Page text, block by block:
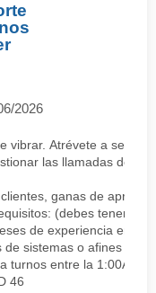
2026
vibrar. Atrévete a ser
las llamadas de
ganas de
(debes tener
de experiencia en
sistemas o afines
turnos entre la 1:00AM
46